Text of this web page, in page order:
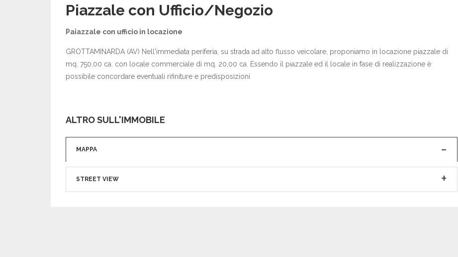
Piazzale con Ufficio/Negozio
Paiazzale con ufficio in locazione
GROTTAMINARDA (AV) Nell'immediata periferia, su strada ad alto flusso veicolare, proponiamo in locazione piazzale di
mq. 750,00 ca. con locale commerciale di mq. 20,00 ca. Essendo il piazzale ed il locale in fase di realizzazione è
possibile concordare eventuali rifiniture e predisposizioni
ALTRO SULL'IMMOBILE
MAPPA
STREET VIEW